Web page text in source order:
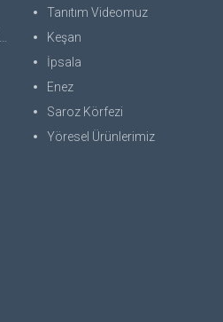
Tanıtım Videomuz
Keşan
İpsala
Enez
Saroz Körfezi
Yöresel Ürünlerimiz